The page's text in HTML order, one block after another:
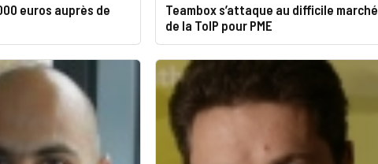
euros auprès de
Teambox s’attaque au difficile marché
de la ToIP pour PME